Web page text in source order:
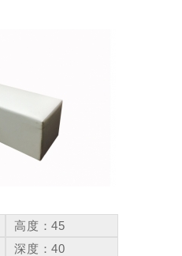
高度：45
深度：40